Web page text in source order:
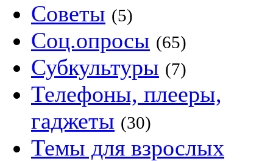
Советы (5)
Соц.опросы (65)
Субкультуры (7)
Телефоны, плееры,
гаджеты (30)
Темы для взрослых